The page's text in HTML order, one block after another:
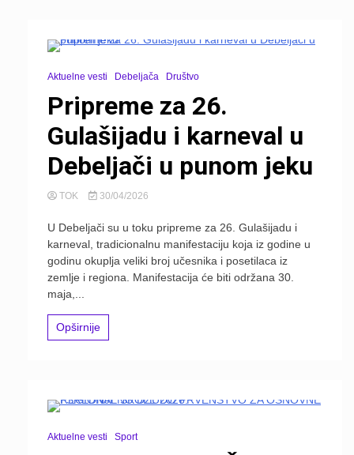
Aktuelne vesti Debeljača Društvo
Pripreme za 26.
Gulašijadu i karneval u
Debeljači u punom jeku
TOK 30/04/2026
U Debeljači su u toku pripreme za 26. Gulašijadu i
karneval, tradicionalnu manifestaciju koja iz godine u
godinu okuplja veliki broj učesnika i posetilaca iz
zemlje i rеgiona. Manifestacija će biti održana 30.
maja,...
Opširnije
Aktuelne vesti Sport